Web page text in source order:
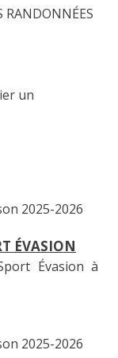
RANDONNÉES
un
2025-2026
Évasion à
2025-2026